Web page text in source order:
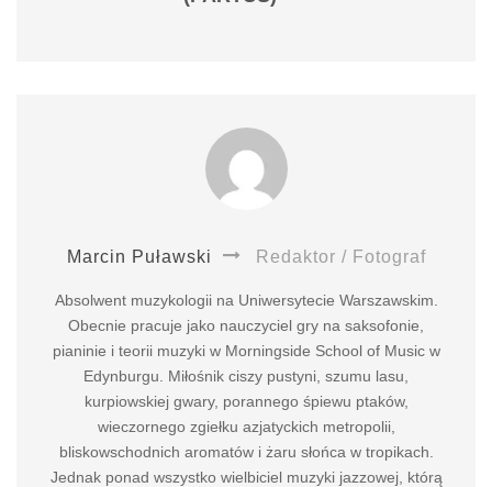
Marcin Puławski Redaktor / Fotograf
Absolwent muzykologii na Uniwersytecie Warszawskim.
Obecnie pracuje jako nauczyciel gry na saksofonie,
pianinie i teorii muzyki w Morningside School of Music w
Edynburgu. Miłośnik ciszy pustyni, szumu lasu,
kurpiowskiej gwary, porannego śpiewu ptaków,
wieczornego zgiełku azjatyckich metropolii,
bliskowschodnich aromatów i żaru słońca w tropikach.
Jednak ponad wszystko wielbiciel muzyki jazzowej, którą